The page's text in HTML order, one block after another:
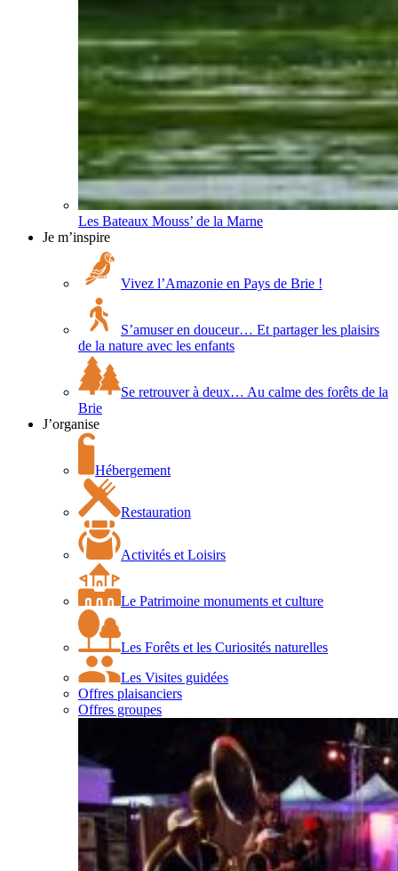
Les Bateaux Mouss’ de la Marne
Je m’inspire
Vivez l’Amazonie en Pays de Brie !
S’amuser en douceur… Et partager les plaisirs
de la nature avec les enfants
Se retrouver à deux… Au calme des forêts de la
Brie
J’organise
Hébergement
Restauration
Activités et Loisirs
Le Patrimoine monuments et culture
Les Forêts et les Curiosités naturelles
Les Visites guidées
Offres plaisanciers
Offres groupes